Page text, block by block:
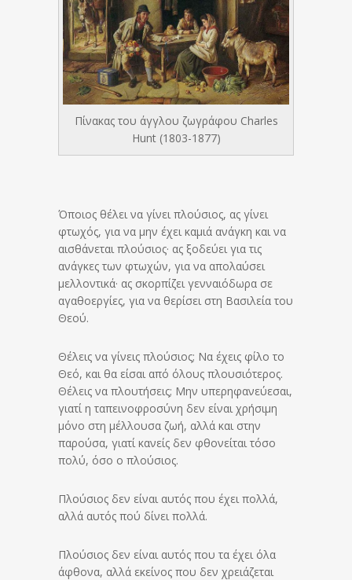
Πίνακας του άγγλου ζωγράφου Charles
Hunt (1803-1877)
Όποιος θέλει να γίνει πλούσιος, ας γίνει
φτωχός, για να μην έχει καμιά ανάγκη και να
αισθάνεται πλούσιος· ας ξοδεύει για τις
ανάγκες των φτωχών, για να απολαύσει
μελλοντικά· ας σκορπίζει γενναιόδωρα σε
αγαθοεργίες, για να θερίσει στη Βασιλεία του
Θεού.
Θέλεις να γίνεις πλούσιος; Να έχεις φίλο το
Θεό, και θα είσαι από όλους πλουσιότερος.
Θέλεις να πλουτήσεις; Μην υπερηφανεύεσαι,
γιατί η ταπεινοφροσύνη δεν είναι χρήσιμη
μόνο στη μέλλουσα ζωή, αλλά και στην
παρούσα, γιατί κανείς δεν φθονείται τόσο
πολύ, όσο ο πλούσιος.
Πλούσιος δεν είναι αυτός που έχει πολλά,
αλλά αυτός πού δίνει πολλά.
Πλούσιος δεν είναι αυτός που τα έχει όλα
άφθονα, αλλά εκείνος που δεν χρειάζεται